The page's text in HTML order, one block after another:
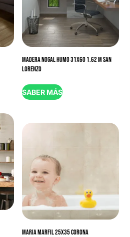
MADERA NOGAL HUMO 31X60 1.62 M SAN
LORENZO
SABER MÁS
MARIA MARFIL 25X35 CORONA